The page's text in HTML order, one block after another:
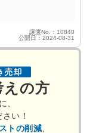
譲渡No.：10840
公開日：2024-08-31
えの方
、
い！
トの削減